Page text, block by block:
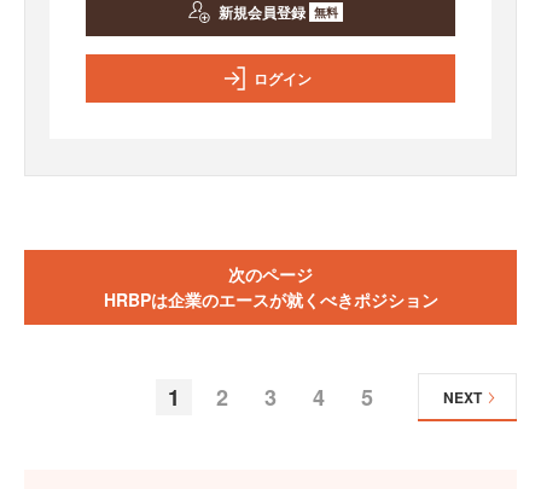
新規会員登録 無料
ログイン
次のページ
HRBPは企業のエースが就くべきポジション
1 2 3 4 5 NEXT